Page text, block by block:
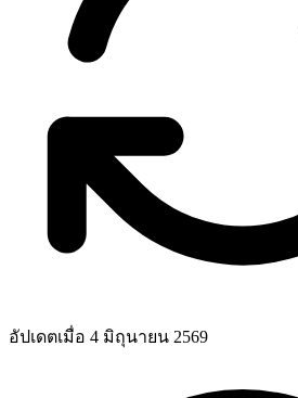
อัปเดตเมื่อ 4 มิถุนายน 2569